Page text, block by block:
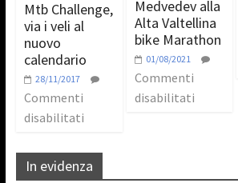
Mtb Challenge,
via i veli al
nuovo
calendario
28/11/2017
Commenti
disabilitati
Medvedev alla
Alta Valtellina
bike Marathon
01/08/2021
Commenti
disabilitati
In evidenza